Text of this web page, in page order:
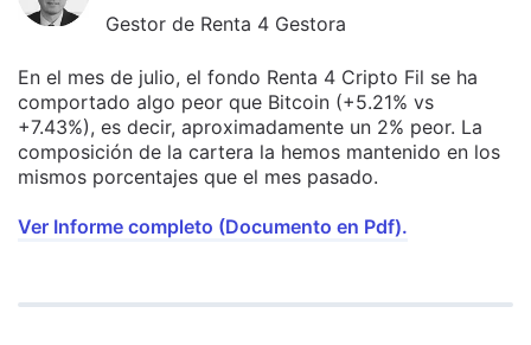
Gestor de Renta 4 Gestora
En el mes de julio, el fondo Renta 4 Cripto Fil se ha
comportado algo peor que Bitcoin (+5.21% vs
+7.43%), es decir, aproximadamente un 2% peor. La
composición de la cartera la hemos mantenido en los
mismos porcentajes que el mes pasado.
Ver Informe completo (Documento en Pdf).